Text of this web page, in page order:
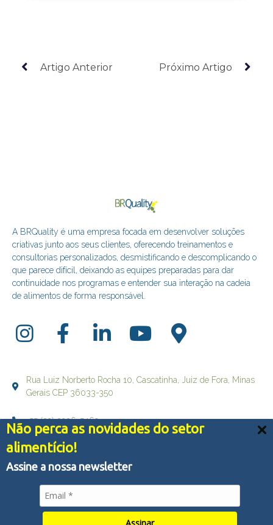
Não perca as novidades do setor
alimentício!
Assine a nossa newsletter
Artigo Anterior Próximo Artigo
A BRQuality é uma empresa focada em desenvolver soluções
criativas junto aos seus clientes, oferecendo treinamentos e
consultorias personalizados, desmistificando e descomplicando o
que parece difícil, deixando as equipes preparadas para dar
continuidade nos programas e entender sua interação na cadeia
de alimentos de forma responsável.
Rua Luiz Norberto Rocha 10, Cascatinha, Juiz de Fora, Minas
Gerais CEP 36033-350
+55 (32) 3236-5469
falecom@brqualityconsultoria.com.br
© Copyright 2022 - BR QUALITY CONSULTORIA - Todos os
Nós usamos cookies e outras tecnologias semelhantes
para melhorar a sua experiência em nossos serviços,
personalizar publicidade e recomendar conteúdo de seu
com tal monitoramento.Política de Privacidade
Aceitar tudo